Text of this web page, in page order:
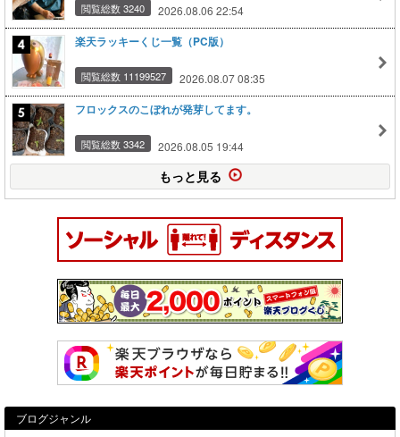
閲覧総数 3240 2026.08.06 22:54
楽天ラッキーくじ一覧（PC版）
閲覧総数 11199527 2026.08.07 08:35
フロックスのこぼれが発芽してます。
閲覧総数 3342 2026.08.05 19:44
もっと見る
ブログジャンル